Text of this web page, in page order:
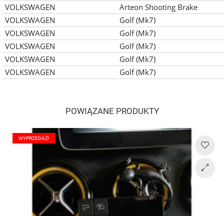
VOLKSWAGEN
Arteon Shooting Brake
VOLKSWAGEN
Golf (Mk7)
VOLKSWAGEN
Golf (Mk7)
VOLKSWAGEN
Golf (Mk7)
VOLKSWAGEN
Golf (Mk7)
VOLKSWAGEN
Golf (Mk7)
POWIĄZANE PRODUKTY
WYPRZEDAŻ!